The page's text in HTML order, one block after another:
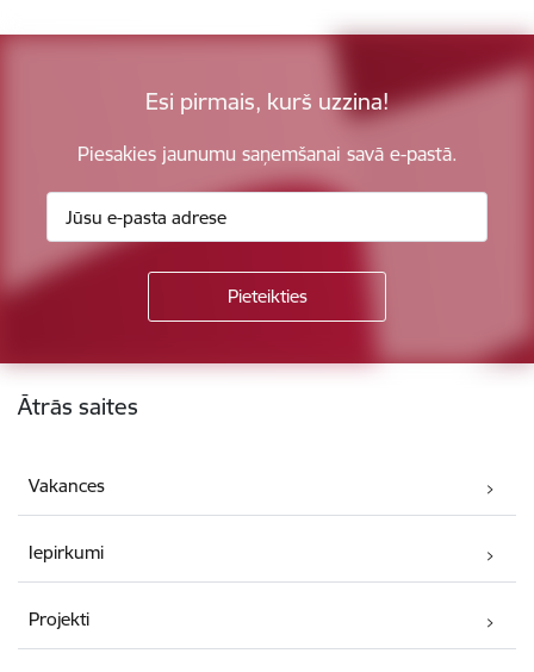
Esi pirmais, kurš uzzina!
Piesakies jaunumu saņemšanai savā e-pastā.
Kājene
Ātrās saites
Vakances
Iepirkumi
Projekti